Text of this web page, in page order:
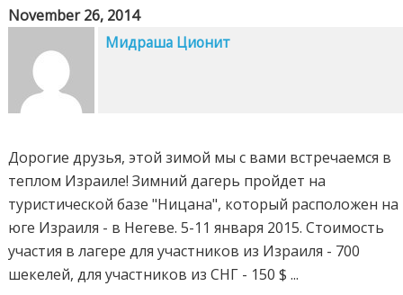
November 26, 2014
Мидраша Ционит
Дорогие друзья, этой зимой мы с вами встречаемся в
теплом Израиле! Зимний дагерь пройдет на
туристической базе "Ницана", который расположен на
юге Израиля - в Негеве. 5-11 января 2015. Стоимость
участия в лагере для участников из Израиля - 700
шекелей, для участников из СНГ - 150 $ ...